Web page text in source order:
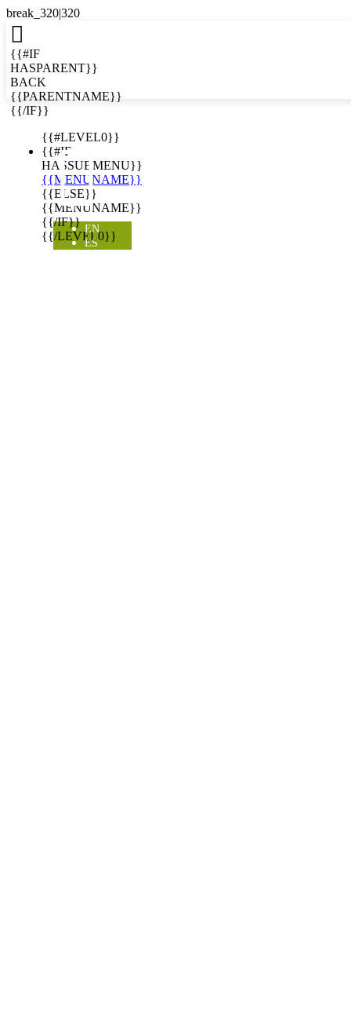

{{#IF
HASPARENT}}
BACK
{{PARENTNAME}}
{{/IF}}
{{#LEVEL0}}
{{#IF
HASSUBMENU}}
{{MENUNAME}}
{{ELSE}}
{{MENUNAME}}
{{/IF}}
{{/LEVEL0}}

EN
ES